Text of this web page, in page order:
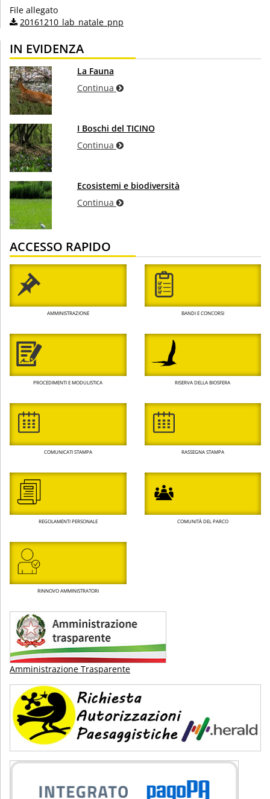
File allegato
20161210_lab_natale_pnp
IN EVIDENZA
La Fauna
Continua
I Boschi del TICINO
Continua
Ecosistemi e biodiversità
Continua
ACCESSO RAPIDO
AMMINISTRAZIONE BANDI E CONCORSI
PROCEDIMENTI E MODULISTICA RISERVA DELLA BIOSFERA
COMUNICATI STAMPA RASSEGNA STAMPA
REGOLAMENTI PERSONALE COMUNITÀ DEL PARCO
RINNOVO AMMINISTRATORI
Amministrazione Trasparente